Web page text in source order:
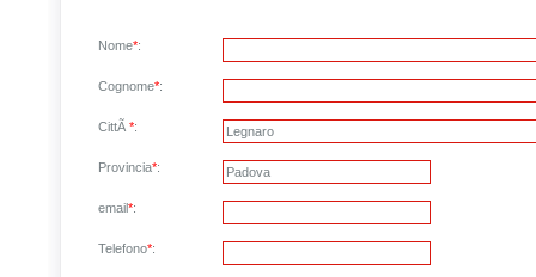
Nome*:
Cognome*:
CittÃ *:
Provincia*:
email*:
Telefono*: